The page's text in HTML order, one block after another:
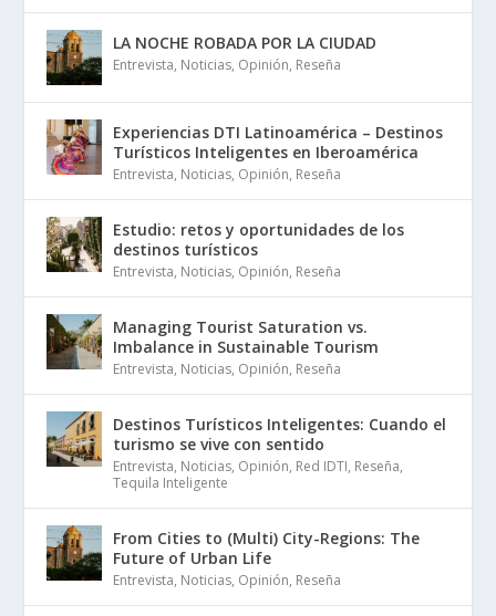
LA NOCHE ROBADA POR LA CIUDAD
Entrevista, Noticias, Opinión, Reseña
Experiencias DTI Latinoamérica – Destinos
Turísticos Inteligentes en Iberoamérica
Entrevista, Noticias, Opinión, Reseña
Estudio: retos y oportunidades de los
destinos turísticos
Entrevista, Noticias, Opinión, Reseña
Managing Tourist Saturation vs.
Imbalance in Sustainable Tourism
Entrevista, Noticias, Opinión, Reseña
Destinos Turísticos Inteligentes: Cuando el
turismo se vive con sentido
Entrevista, Noticias, Opinión, Red IDTI, Reseña,
Tequila Inteligente
From Cities to (Multi) City-Regions: The
Future of Urban Life
Entrevista, Noticias, Opinión, Reseña